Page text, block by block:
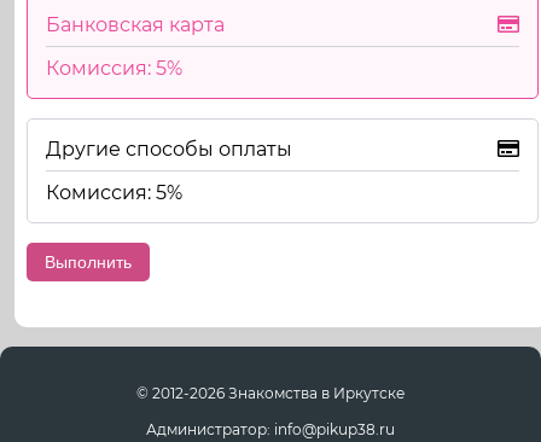
Банковская карта
Комиссия: 5%
Другие способы оплаты
Комиссия: 5%
© 2012-2026 Знакомства в Иркутске
Администратор: info@pikup38.ru